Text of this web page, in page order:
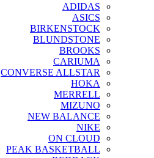
ADIDAS
ASICS
BIRKENSTOCK
BLUNDSTONE
BROOKS
CARIUMA
CONVERSE ALLSTAR
HOKA
MERRELL
MIZUNO
NEW BALANCE
NIKE
ON CLOUD
PEAK BASKETBALL